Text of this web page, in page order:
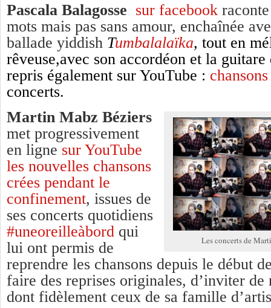
Pascala Balagosse sur facebook
mots mais pas sans amour, enchaînée
ballade yiddish Tumbalalaïka, tout en
rêveuse,avec son accordéon et la
repris également sur YouTube :
concerts.
Les concerts de
Martin Mabz Béziers
met progressivement
en ligne sur YouTube
les nouvelles chansons
crées pendant le
confinement, issues de
ses concerts quotidiens
#uneoreilleàbord qui
lui ont permis de
reprendre les chansons depuis le début
faire des reprises originales, d’inviter
dont fidèlement ceux de sa famille